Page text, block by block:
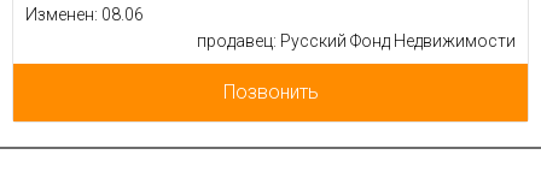
Изменен: 08.06
продавец: Русский Фонд Недвижимости
Позвонить